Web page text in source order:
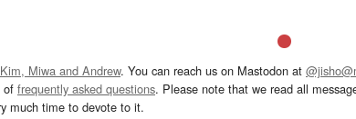
Kim, Miwa and Andrew. You can reach us on Mastodon at
of frequently asked questions. Please note that we read all
much time to devote to it.